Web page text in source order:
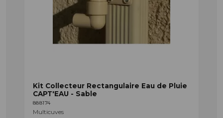
Kit Collecteur Rectangulaire Eau de Pluie
CAPT'EAU - Sable
888174
Multicuves